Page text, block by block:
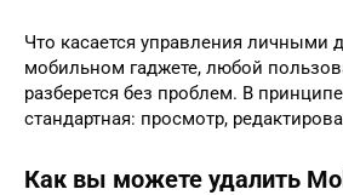
Что касается управления личными
мобильном гаджете, любой
разберется без проблем. В
стандартная: просмотр,
Как вы можете удалить